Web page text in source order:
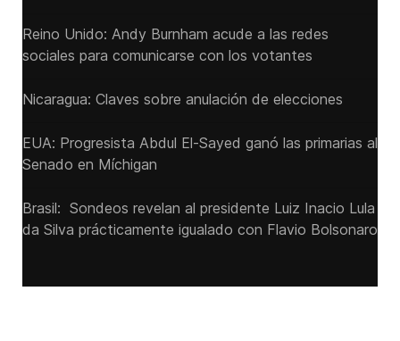
Reino Unido: Andy ‌Burnham acude a las redes
sociales para comunicarse con los votantes
Nicaragua: Claves sobre anulación de elecciones
EUA: Progresista Abdul El-Sayed ganó las primarias al
Senado ‌en Míchigan
Brasil: Sondeos revelan al presidente Luiz Inacio Lula
da Silva prácticamente igualado con Flavio Bolsonaro